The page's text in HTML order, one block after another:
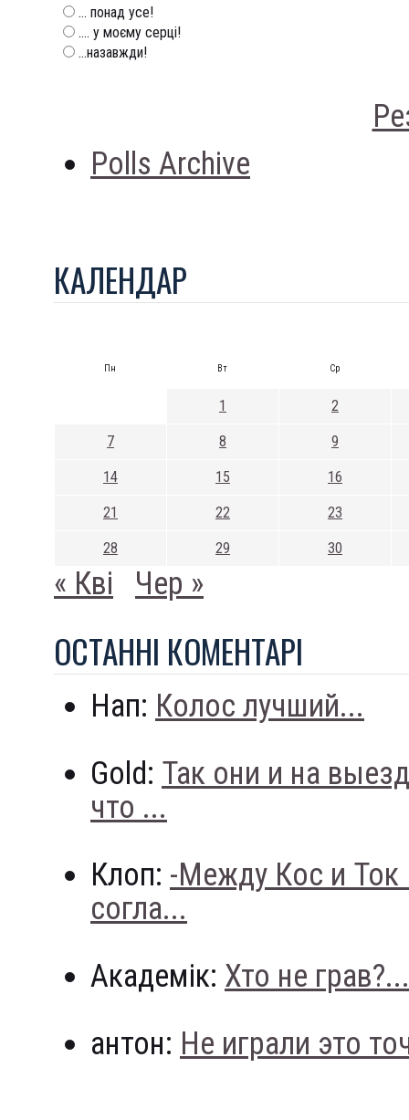
... понад усе!
.... у моєму серці!
...назавжди!
Polls Archive
КАЛЕНДАР
Пн Вт Ср
1 2
7 8 9
14 15 16
21 22 23
28 29 30
« Кві Чер »
ОСТАННI КОМЕНТАРI
Нап: Колос лучший...
Gold: Так они и на
что ...
Клоп: -Между Кос и
согла...
Академік: Хто не грав?...
антон: Не играли это